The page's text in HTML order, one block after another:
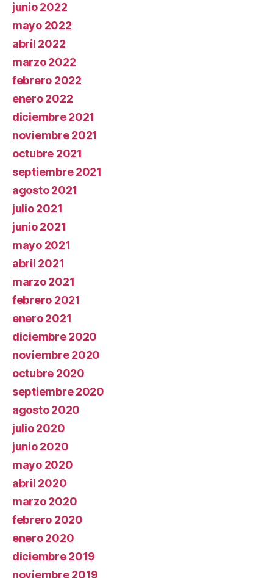
junio 2022
mayo 2022
abril 2022
marzo 2022
febrero 2022
enero 2022
diciembre 2021
noviembre 2021
octubre 2021
septiembre 2021
agosto 2021
julio 2021
junio 2021
mayo 2021
abril 2021
marzo 2021
febrero 2021
enero 2021
diciembre 2020
noviembre 2020
octubre 2020
septiembre 2020
agosto 2020
julio 2020
junio 2020
mayo 2020
abril 2020
marzo 2020
febrero 2020
enero 2020
diciembre 2019
noviembre 2019